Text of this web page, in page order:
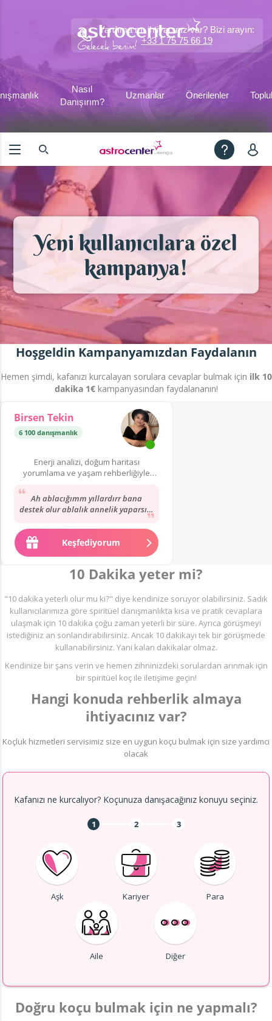
Yardıma mı ihtiyacınız var? Bizi arayın:
+33 1 75 75 66 19
Nasıl
Danışırım?
Uzmanlar Önerilenler
Yeni kullanıcılara özel
kampanya!
Hoşgeldin Kampanyamızdan Faydalanın
Hemen şimdi, kafanızı kurcalayan sorulara cevaplar bulmak için ilk 10
dakika 1€kampanyasından faydalananın!
Birsen Tekin
6 100 danışmanlık
Enerji analizi, doğum haritası
yorumlama ve yaşam rehberliğiyle
Ah ablacığımm yıllardırr bana
destek olur ablalık annelik yaparsın.
desteğini görmedim....
Keşfediyorum
10 Dakika yeter mi?
"10 dakika yeterli olur mu ki?" diye kendinize soruyor olabilirsiniz. Sadık
kullanıcılarımıza göre spiritüel danışmanlıkta kısa ve pratik cevaplara
ulaşmak için 10 dakika çoğu zaman yeterli bir süre. Ayrıca görüşmeyi
istediğiniz an sonlandırabilirsiniz. Ancak 10 dakikayı tek bir görüşmede
kullanabilirsiniz. Yani kalan dakikalar olmaz.
Kendinize bir şans verin ve hemen zihninizdeki sorulardan arınmak için
bir spiritüel koç ile iletişime geçin!
Hangi konuda rehberlik almaya
ihtiyacınız var?
Koçluk hizmetleri servisimiz size en uygun koçu bulmak için size yardımcı
olacak
Kafanızı ne kurcalıyor? Koçunuza danışacağınız konuyu seçiniz.
1 2 3
Aşk Kariyer Para
Aile Diğer
Doğru koçu bulmak için ne yapmalı?